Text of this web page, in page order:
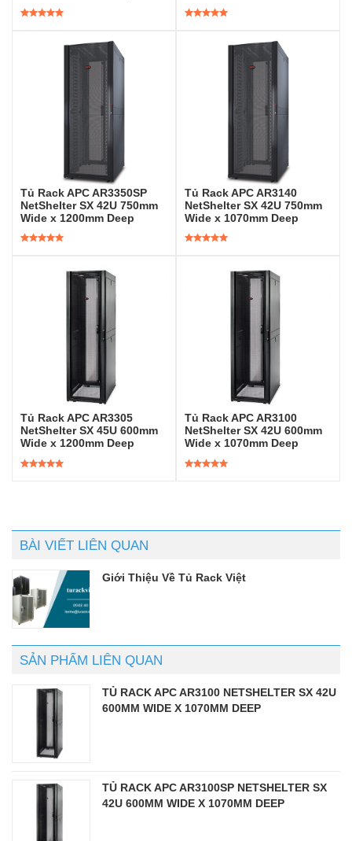
Tủ Rack APC AR3350SP
NetShelter SX 42U 750mm
Wide x 1200mm Deep
Tủ Rack APC AR3140
NetShelter SX 42U 750mm
Wide x 1070mm Deep
Tủ Rack APC AR3305
NetShelter SX 45U 600mm
Wide x 1200mm Deep
Tủ Rack APC AR3100
NetShelter SX 42U 600mm
Wide x 1070mm Deep
BÀI VIẾT LIÊN QUAN
Giới Thiệu Về Tủ Rack Việt
SẢN PHẨM LIÊN QUAN
TỦ RACK APC AR3100 NETSHELTER SX 42U
600MM WIDE X 1070MM DEEP
TỦ RACK APC AR3100SP NETSHELTER SX
42U 600MM WIDE X 1070MM DEEP